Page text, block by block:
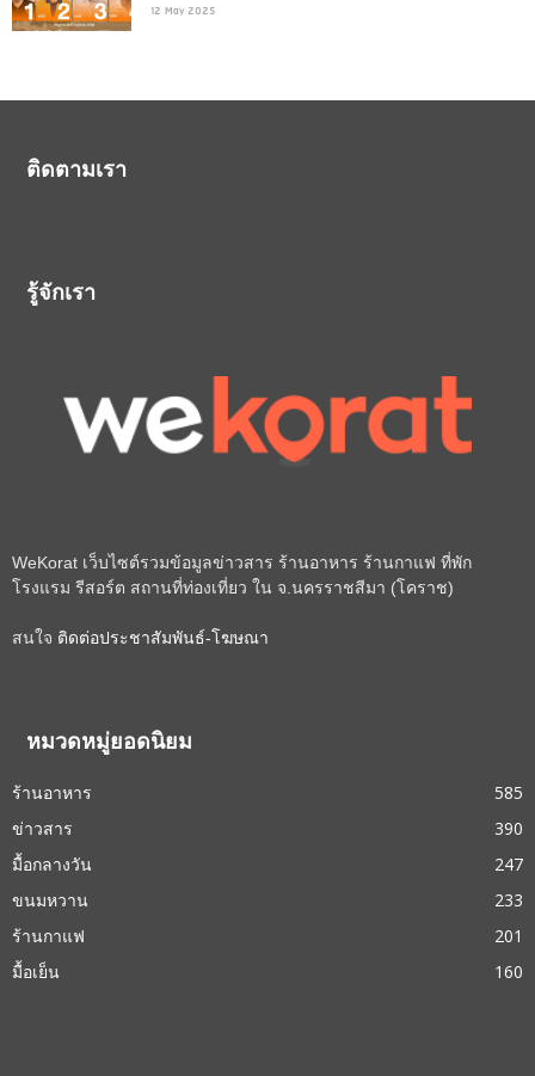
12 May 2025
ติดตามเรา
รู้จักเรา
WeKorat เว็บไซต์รวมข้อมูลข่าวสาร ร้านอาหาร ร้านกาแฟ ที่พัก
โรงแรม รีสอร์ต สถานที่ท่องเที่ยว ใน จ.นครราชสีมา (โคราช)
สนใจ ติดต่อประชาสัมพันธ์-โฆษณา
หมวดหมู่ยอดนิยม
ร้านอาหาร
585
ข่าวสาร
390
มื้อกลางวัน
247
ขนมหวาน
233
ร้านกาแฟ
201
มื้อเย็น
160